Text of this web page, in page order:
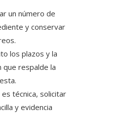
un número de
y conservar
los plazos y la
que respalde la
técnica, solicitar
y evidencia